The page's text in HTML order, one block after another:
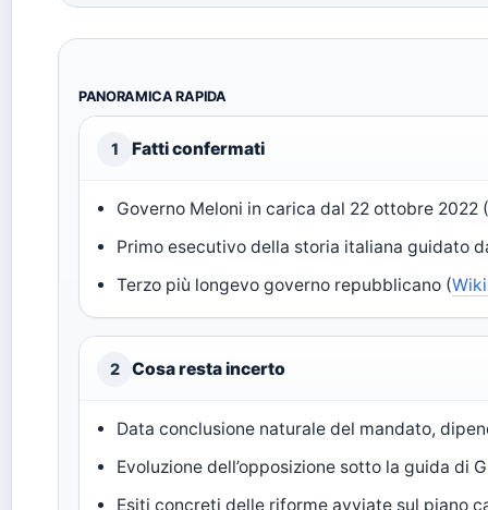
PANORAMICA RAPIDA
1 Fatti confermati
Governo Meloni in carica dal 22 ottobre 2022
Primo esecutivo della storia italiana guidato
Terzo più longevo governo repubblicano (
2 Cosa resta incerto
Data conclusione naturale del mandato,
Evoluzione dell’opposizione sotto la guida di
Esiti concreti delle riforme avviate sul piano